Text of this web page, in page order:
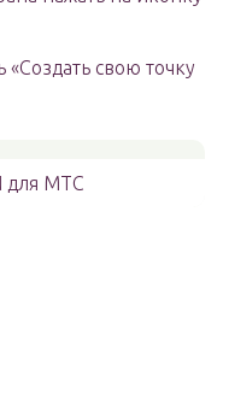
свою точку
для МТС